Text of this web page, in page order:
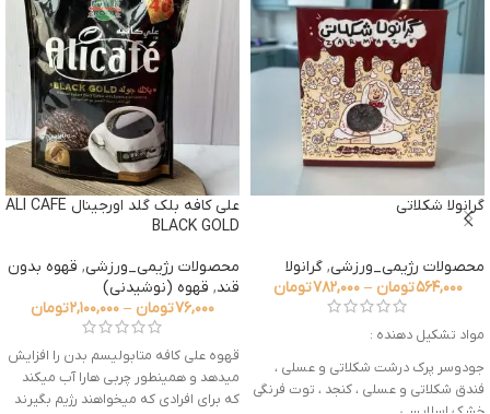
گرانولا شکلاتی
محصولات رژیمی_ورزشی, گرانولا
۵۶۴,۰۰۰تومان – ۷۸۲,۰۰۰تومان
مواد تشکیل دهنده :
جودوسر پرک درشت شکلاتی و عسلی ،
فندق شکلاتی و عسلی ، کنجد ، توت فرنگی
علی کافه بلک گلد اورجینال ALI CAFE
BLACK GOLD
محصولات رژیمی_ورزشی, قهوه بدون
قند, قهوه (نوشیدنی)
۷۶,۰۰۰تومان – ۲,۱۰۰,۰۰۰تومان
قهوه علی کافه متابولیسم بدن را افزایش
می­دهد و همینطور چربی هارا آب می­کند
که برای افرادی که می­خواهند رژیم بگیرند